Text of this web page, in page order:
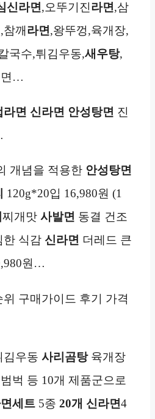
신라면 ,오뚜기진라면 ,삼
,참깨 라면 ,왕뚜껑,육개장,
국수,튀김우동,새우탕,
면…
라면 신라면 안성탕면 진
개념을 적용한 안성탕면
120g*20입 16,980원 (1
찌개맛 사발면 동결 건조
한 식감 신라면 더레드 큰
원…
구매가이드 후기 가격
우동 사리곰탕육개장
벅 등 10개 제품군으로
세트 5종 20개 신라면4